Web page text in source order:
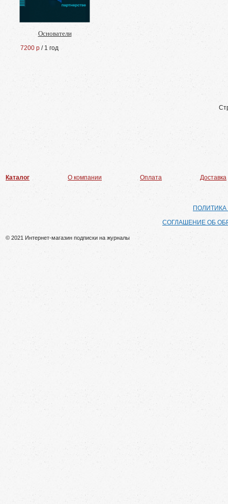
Основатели
7200 р / 1 год
Каталог О компании Оплата Доставка
СОГЛАШЕНИЕ ОБ
© 2021 Интернет-магазин подписки на журналы